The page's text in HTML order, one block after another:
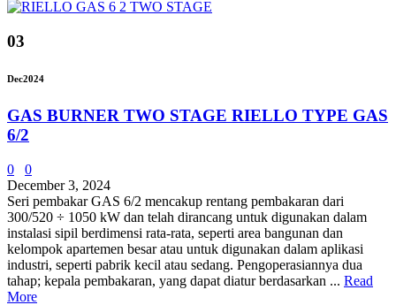
03
Dec2024
GAS BURNER TWO STAGE RIELLO TYPE GAS
6/2
0
0
December 3, 2024
Seri pembakar GAS 6/2 mencakup rentang pembakaran dari
300/520 ÷ 1050 kW dan telah dirancang untuk digunakan dalam
instalasi sipil berdimensi rata-rata, seperti area bangunan dan
kelompok apartemen besar atau untuk digunakan dalam aplikasi
industri, seperti pabrik kecil atau sedang. Pengoperasiannya dua
tahap; kepala pembakaran, yang dapat diatur berdasarkan ... Read
More